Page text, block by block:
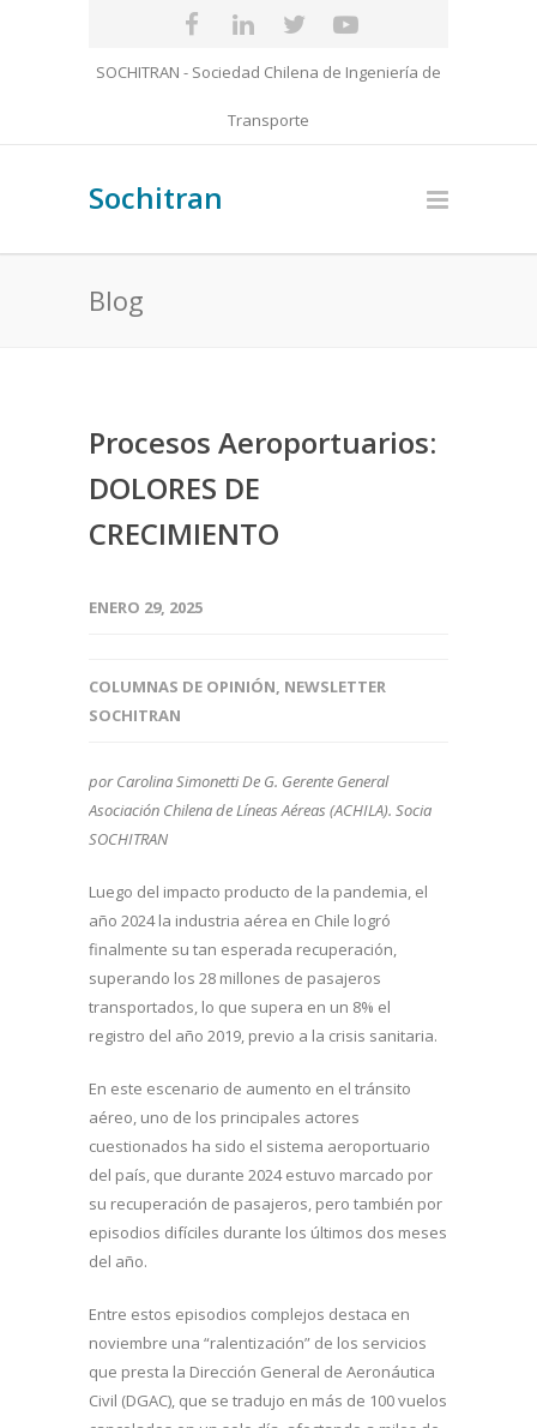
SOCHITRAN - Sociedad Chilena de Ingeniería de
Transporte
Sochitran
Blog
Procesos Aeroportuarios:
DOLORES DE
CRECIMIENTO
ENERO 29, 2025
COLUMNAS DE OPINIÓN, NEWSLETTER
SOCHITRAN
por Carolina Simonetti De G. Gerente General
Asociación Chilena de Líneas Aéreas (ACHILA)​. Socia
SOCHITRAN
Luego del impacto producto de la pandemia, el
año 2024 la industria aérea en Chile logró
finalmente su tan esperada recuperación,
superando los 28 millones de pasajeros
transportados, lo que supera en un 8% el
registro del año 2019, previo a la crisis sanitaria.
En este escenario de aumento en el tránsito
aéreo, uno de los principales actores
cuestionados ha sido el sistema aeroportuario
del país, que durante 2024 estuvo marcado por
su recuperación de pasajeros, pero también por
episodios difíciles durante los últimos dos meses
del año.
Entre estos episodios complejos destaca en
noviembre una “ralentización” de los servicios
que presta la Dirección General de Aeronáutica
Civil (DGAC), que se tradujo en más de 100 vuelos